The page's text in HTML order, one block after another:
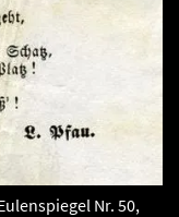
Nr. 50,